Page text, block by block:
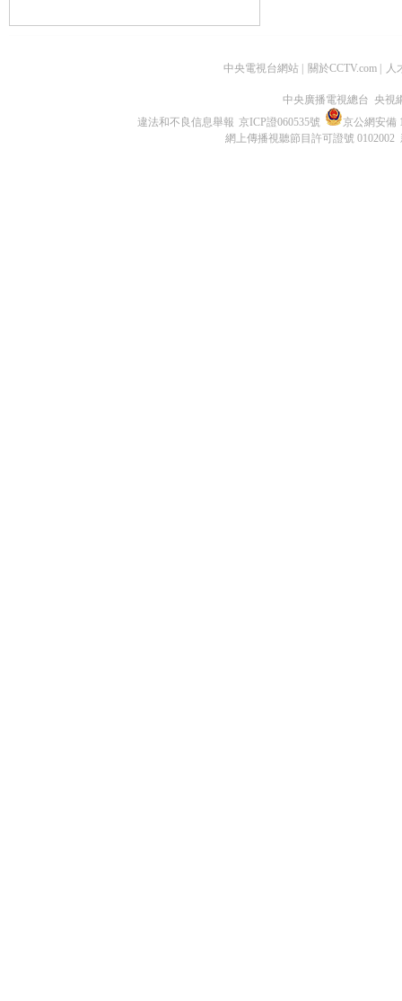
中央電視台網站 關於CCTV.com 人
中央廣播電視總台 央視
違法和不良信息舉報 京ICP證060535號
京公網安備
網上傳播視聽節目許可證號 0102002